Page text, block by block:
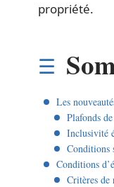
propriété.
Les
Plafonds
Inclusivité
Conditions
Conditions
Critères de